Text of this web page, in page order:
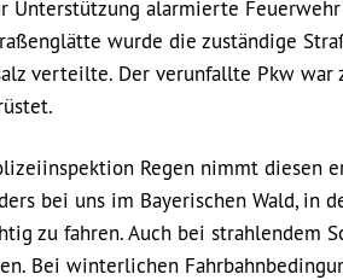
Unterstützung alarmierte
wurde die zuständige
verteilte. Der verunfallte Pkw
Regen nimmt diesen
bei uns im Bayerischen Wald, in
zu fahren. Auch bei strahlendem
Bei winterlichen